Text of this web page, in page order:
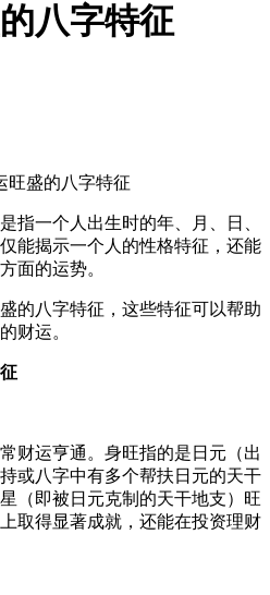
八字特征
指一个人出生时的年、月、日、
能揭示一个人的性格特征，还能
面的运势。
的八字特征，这些特征可以帮助
财运。
财运亨通。身旺指的是日元（出
或八字中有多个帮扶日元的天干
（即被日元克制的天干地支）旺
取得显著成就，还能在投资理财